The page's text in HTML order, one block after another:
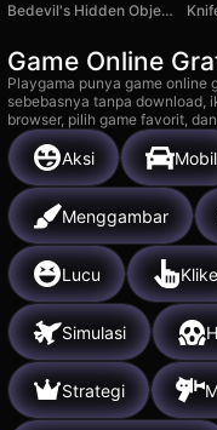
Bedevil's Hidden Objects 1 - Farm
Game Online
Playgama punya game online
sebebasnya tanpa download,
browser, pilih game favorit,
Aksi Mobil
Menggambar
Lucu
Simulasi
Strategi